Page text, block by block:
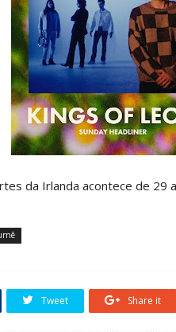
da Irlanda acontece de 29
Tweet Share it